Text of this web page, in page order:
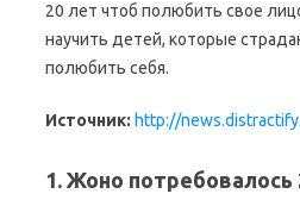
20 лет чтоб полюбить свое
научить детей, которые
полюбить себя.
Источник: http://
1. Жоно потребовалось